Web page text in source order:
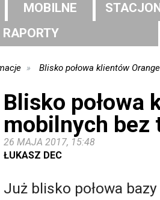
MOBILNE
RAPORTY
Blisko połowa klientów
Blisko połowa
mobilnych bez
26 MAJA 2017, 15:48
ŁUKASZ DEC
Już blisko połowa